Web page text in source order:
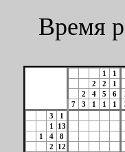
Время
1
1
2
2
1
2
4 5 6
7
3 1 1 1
3
1
1
13
1
4
8
2
12